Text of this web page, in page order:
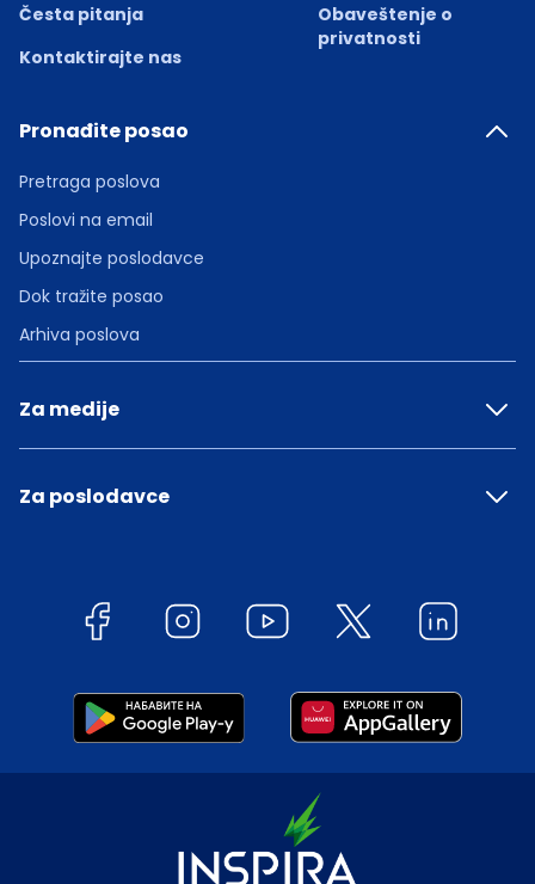
Česta pitanja
Kontaktirajte nas
Obaveštenje o
privatnosti
Pronađite posao
Pretraga poslova
Poslovi na email
Upoznajte poslodavce
Dok tražite posao
Arhiva poslova
Za medije
Za poslodavce